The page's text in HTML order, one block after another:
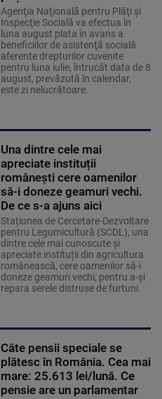
Agenţia Naţională pentru Plăţi şi
Inspecţie Socială va efectua în
luna august plata în avans a
beneficiilor de asistenţă socială
aferente drepturilor cuvenite
pentru luna iulie, întrucât data de 8
august, prevăzută în calendar,
este zi nelucrătoare.
Una dintre cele mai
apreciate instituții
românești cere oamenilor
să-i doneze geamuri vechi.
De ce s-a ajuns aici
Stațiunea de Cercetare-Dezvoltare
pentru Legumicultură (SCDL), una
dintre cele mai cunoscute și
apreciate instituții din agricultura
românească, cere oamenilor să-i
doneze geamuri vechi, pentru a-și
repara serele distruse de furtuni.
Câte pensii speciale se
plătesc în România. Cea mai
mare: 25.613 lei/lună. Ce
pensie are un parlamentar